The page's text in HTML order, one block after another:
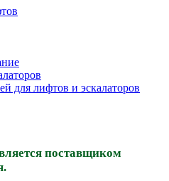
для лифтов и эскалаторов
поставщиком